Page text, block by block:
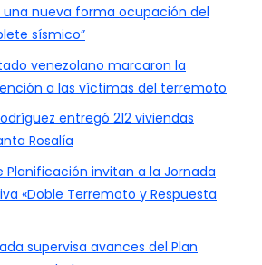
nueva forma ocupación del
sísmico”
venezolano marcaron la
a las víctimas del terremoto
entregó 212 viviendas
Rosalía
Planificación invitan a la Jornada
«Doble Terremoto y Respuesta
supervisa avances del Plan